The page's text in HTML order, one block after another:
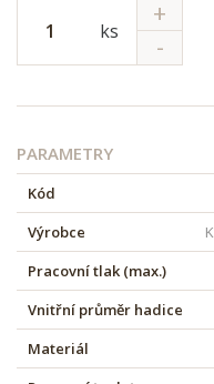
ks
PARAMETRY
Kód
Výrobce
Pracovní tlak (max.)
Vnitřní průměr hadice
Materiál